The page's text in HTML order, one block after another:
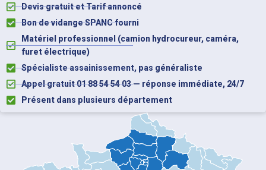
Devis gratuit et Tarif annoncé
Bon de vidange SPANC fourni
Matériel professionnel (camion hydrocureur, caméra,
furet électrique)
Spécialiste assainissement, pas généraliste
Appel gratuit 01 88 54 54 03 — réponse immédiate, 24/7
Présent dans plusieurs département